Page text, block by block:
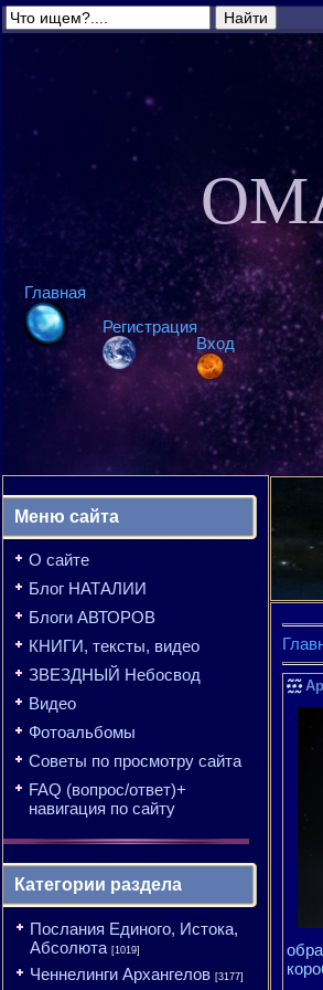
Главная
Регистрация
Вход
Меню сайта
О сайте
Блог НАТАЛИИ
Блоги АВТОРОВ
КНИГИ, тексты, видео
ЗВЕЗДНЫЙ Небосвод
Видео
Фотоальбомы
Советы по просмотру сайта
FAQ (вопрос/ответ)+
навигация по сайту
Категории раздела
Послания Единого, Истока,
Абсолюта [1019]
Ченнелинги Архангелов [3177]